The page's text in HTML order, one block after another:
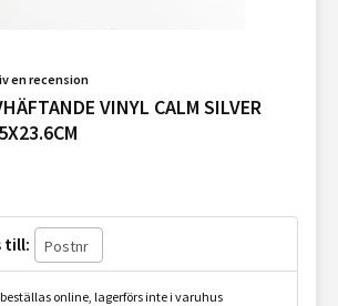
en recension
VINYL CALM SILVER
till:
online, lagerförs inte i varuhus